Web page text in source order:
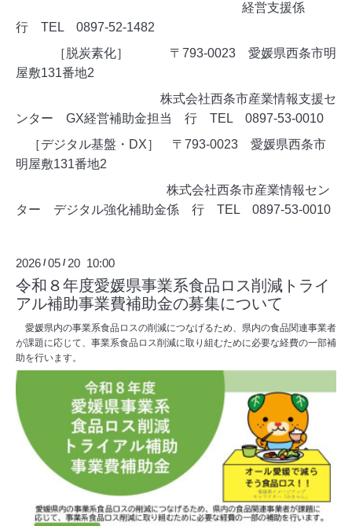
経営支援係
行 TEL 0897-52-1482
［脱炭素化］ 〒793-0023 愛媛県西条市明
屋敷131番地2
株式会社西条市産業情報支援セ
ンター GX経営補助金担当 行 TEL 0897-53-0010
［デジタル基盤・DX］ 〒793-0023 愛媛県西条市
明屋敷131番地2
株式会社西条市産業情報セン
ター デジタル強化補助金係 行 TEL 0897-53-0010
2026 /05 /20 10:00
令和８年度愛媛県事業系食品ロス削減トライ
アル補助事業費補助金の募集について
愛媛県内の事業系食品ロスの削減につなげるため、県内の食品関連事業者
が課題に応じて、事業系食品ロス削減に取り組むために必要な経費の一部補
助を行います。